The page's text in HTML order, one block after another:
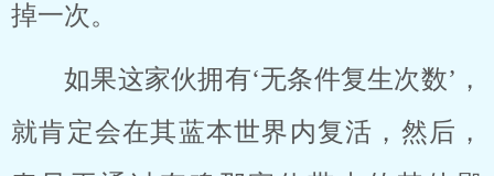
掉一次。
如果这家伙拥有‘无条件复生次数’，
就肯定会在其蓝本世界内复活，然后，